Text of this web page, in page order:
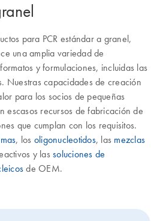
para PCR estándar a granel,
una amplia variedad de
y formulaciones, incluidas las
Nuestras capacidades de creación
para los socios de pequeñas
escasos recursos de fabricación de
que cumplan con los requisitos.
, los oligonucleotidos, las mezclas
y las soluciones de
de OEM.